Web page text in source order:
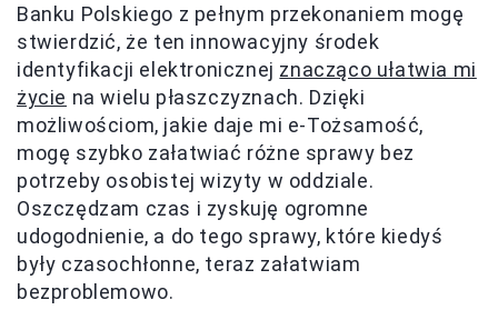
Banku Polskiego z pełnym przekonaniem mogę
stwierdzić, że ten innowacyjny środek
identyfikacji elektronicznej znacząco ułatwia mi
życie na wielu płaszczyznach. Dzięki
możliwościom, jakie daje mi e-Tożsamość,
mogę szybko załatwiać różne sprawy bez
potrzeby osobistej wizyty w oddziale.
Oszczędzam czas i zyskuję ogromne
udogodnienie, a do tego sprawy, które kiedyś
były czasochłonne, teraz załatwiam
bezproblemowo.